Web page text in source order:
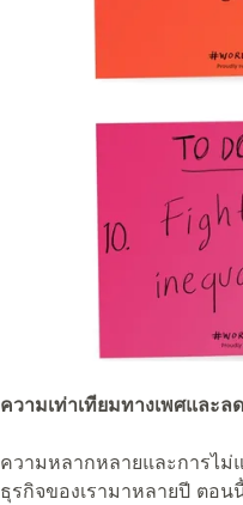
ความเท่าเทียมทางเพศและล
ความหลากหลายและการไม่
ธุรกิจของเรามาหลายปี ตอน